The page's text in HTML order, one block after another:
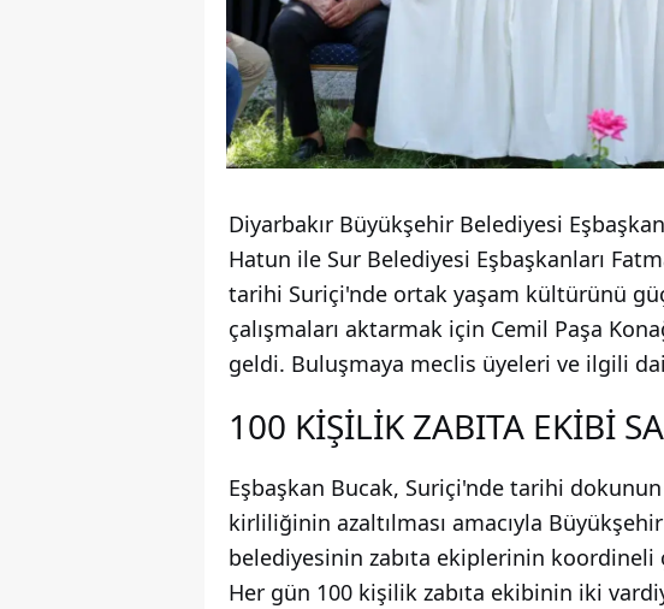
Diyarbakır Büyükşehir Belediyesi
Hatun ile Sur Belediyesi Eşbaşkanları
tarihi Suriçi'nde ortak yaşam kültürünü
çalışmaları aktarmak için Cemil Paşa
geldi. Buluşmaya meclis üyeleri ve ilgili
100 KİŞİLİK ZABITA EKİBİ
Eşbaşkan Bucak, Suriçi'nde tarihi
kirliliğinin azaltılması amacıyla
belediyesinin zabıta ekiplerinin
Her gün 100 kişilik zabıta ekibinin iki